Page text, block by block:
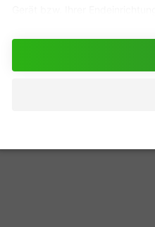
Abs. 1 lit. a DSGVO zu.
auch Anbieter in den USA
es möglich, dass die
beraten Sie gerne!
finden wir passende Anbieter
bis zu drei Personenlift-
unverbindlich.